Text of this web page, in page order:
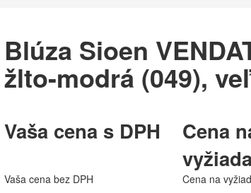
Blúza Sioen
žlto-modrá (049),
Vaša cena s DPH
Cena
Vaša cena bez DPH
Cena na